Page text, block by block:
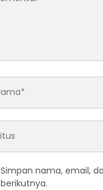
Simpan nama, email,
berikutnya.